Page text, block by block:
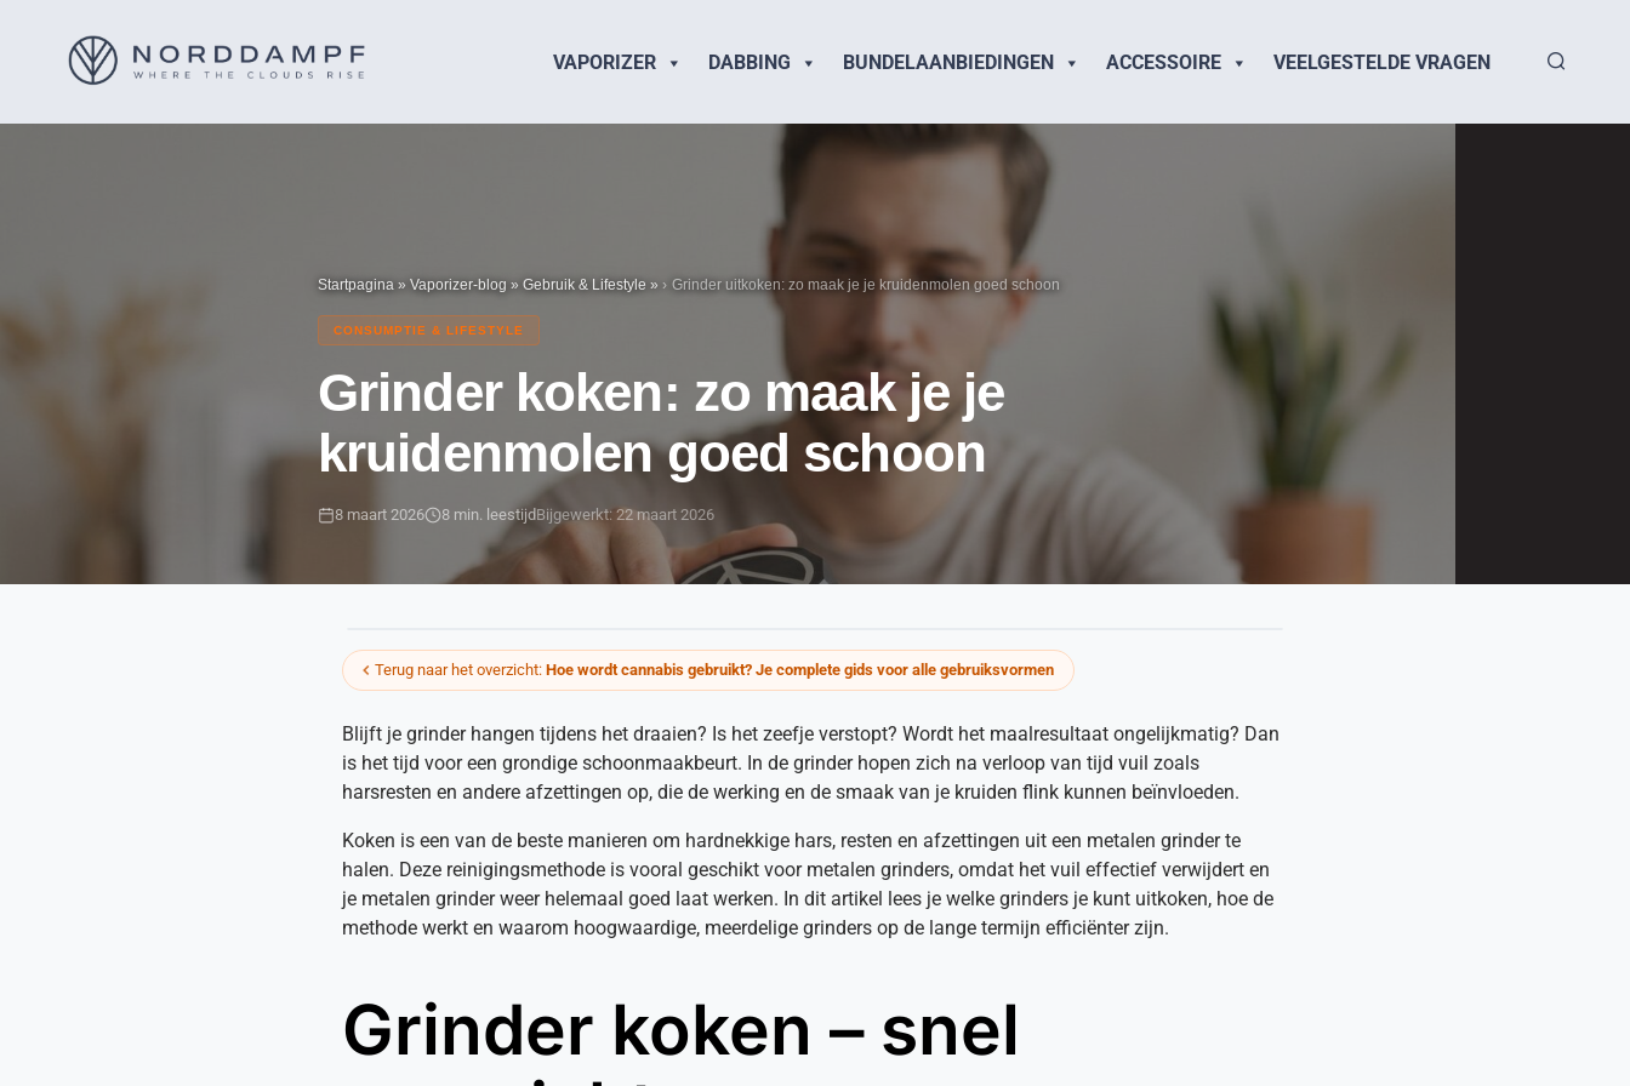
VAPORIZER DABBING BUNDELAANBIEDINGEN ACCESSOIRE VEELGESTELDE VRAGEN
Startpagina » Vaporizer-blog » Gebruik & Lifestyle » Grinder uitkoken: zo maak je je kruidenmolen goed schoon
CONSUMPTIE & LIFESTYLE
Grinder koken: zo maak je je
kruidenmolen goed schoon
8 maart 2026 8 min. leestijdBijgewerkt: 22 maart 2026
Terug naar het overzicht: Hoe wordt cannabis gebruikt? Je complete gids voor alle gebruiksvormen
Blijft je grinder hangen tijdens het draaien? Is het zeefje verstopt? Wordt het maalresultaat ongelijkmatig? Dan
is het tijd voor een grondige schoonmaakbeurt. In de grinder hopen zich na verloop van tijd vuil zoals
harsresten en andere afzettingen op, die de werking en de smaak van je kruiden flink kunnen beïnvloeden.
Koken is een van de beste manieren om hardnekkige hars, resten en afzettingen uit een metalen grinder te
halen. Deze reinigingsmethode is vooral geschikt voor metalen grinders, omdat het vuil effectief verwijdert en
je metalen grinder weer helemaal goed laat werken. In dit artikel lees je welke grinders je kunt uitkoken, hoe de
methode werkt en waarom hoogwaardige, meerdelige grinders op de lange termijn efficiënter zijn.
Grinder koken – snel